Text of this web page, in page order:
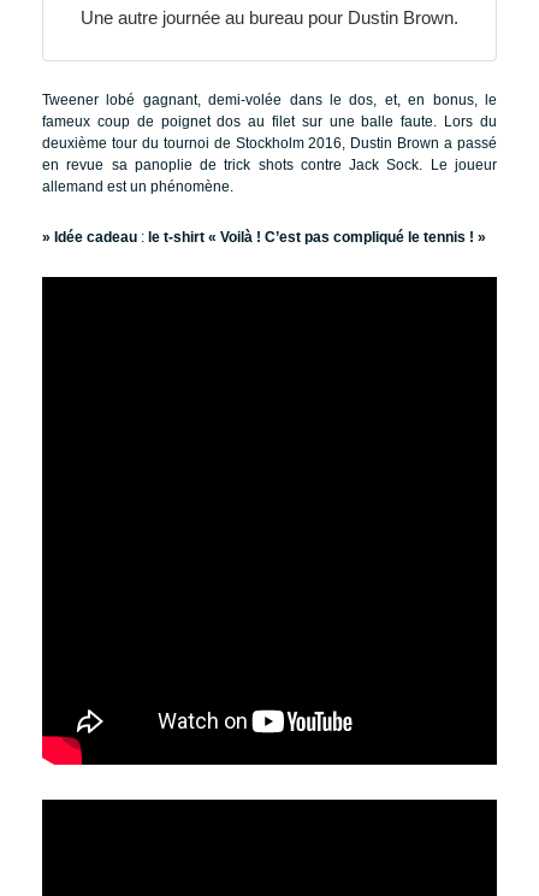
Une autre journée au bureau pour Dustin Brown.
Tweener lobé gagnant, demi-volée dans le dos, et, en bonus, le
fameux coup de poignet dos au filet sur une balle faute. Lors du
deuxième tour du tournoi de Stockholm 2016, Dustin Brown a passé
en revue sa panoplie de trick shots contre Jack Sock. Le joueur
allemand est un phénomène.
» Idée cadeau : le t-shirt « Voilà ! C’est pas compliqué le tennis ! »